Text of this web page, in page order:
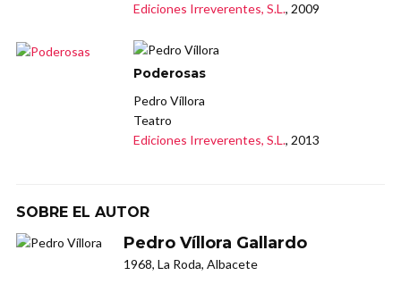
Ediciones Irreverentes, S.L., 2009
Poderosas
Pedro Víllora
Teatro
Ediciones Irreverentes, S.L., 2013
SOBRE EL AUTOR
Pedro Víllora Gallardo
1968, La Roda, Albacete